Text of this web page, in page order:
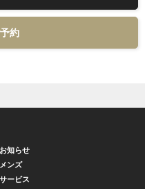
約
お知らせ
メンズ
サービス